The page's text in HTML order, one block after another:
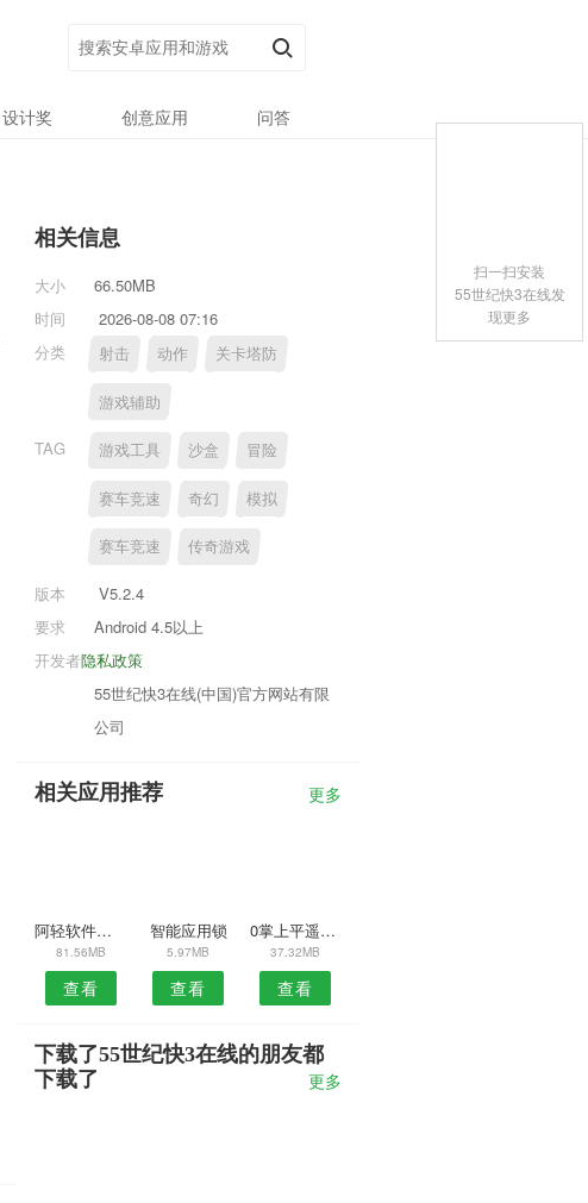
设计奖 创意应用 问答
相关信息
大小
66.50MB
时间
2026-08-08 07:16
分类
射击 动作 关卡塔防
游戏辅助
TAG 游戏工具 沙盒 冒险
赛车竞速 奇幻 模拟
赛车竞速 传奇游戏
版本
V5.2.4
要求
Android 4.5以上
隐私政策
开发者
55世纪快3在线(中国)官方网站有限
公司
相关应用推荐 更多
阿轻软件库预约安卓版
81.56MB
查看
智能应用锁
5.97MB
查看
0掌上平遥APP
37.32MB
查看
下载了55世纪快3在线的朋友都
下载了
更多
扫一扫安装
55世纪快3在线发
现更多